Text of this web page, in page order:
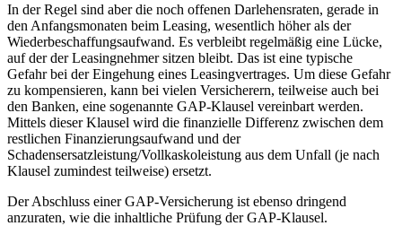
In der Regel sind aber die noch offenen Darlehensraten, gerade in
den Anfangsmonaten beim Leasing, wesentlich höher als der
Wiederbeschaffungsaufwand. Es verbleibt regelmäßig eine Lücke,
auf der der Leasingnehmer sitzen bleibt. Das ist eine typische
Gefahr bei der Eingehung eines Leasingvertrages. Um diese Gefahr
zu kompensieren, kann bei vielen Versicherern, teilweise auch bei
den Banken, eine sogenannte GAP-Klausel vereinbart werden.
Mittels dieser Klausel wird die finanzielle Differenz zwischen dem
restlichen Finanzierungsaufwand und der
Schadensersatzleistung/Vollkaskoleistung aus dem Unfall (je nach
Klausel zumindest teilweise) ersetzt.
Der Abschluss einer GAP-Versicherung ist ebenso dringend
anzuraten, wie die inhaltliche Prüfung der GAP-Klausel.